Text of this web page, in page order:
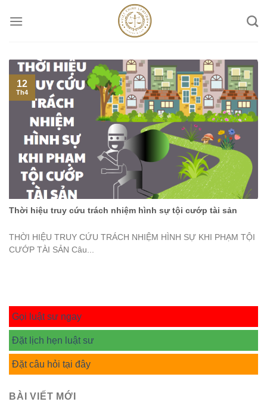
Thời hiệu truy cứu trách nhiệm hình sự tội cướp tài sản
THỜI HIỆU TRUY CỨU TRÁCH NHIỆM HÌNH SỰ KHI PHẠM TỘI
CƯỚP TÀI SẢN Câu...
12
Th4
Gọi luật sư ngay
Đặt lịch hẹn luật sư
Đặt câu hỏi tại đây
BÀI VIẾT MỚI